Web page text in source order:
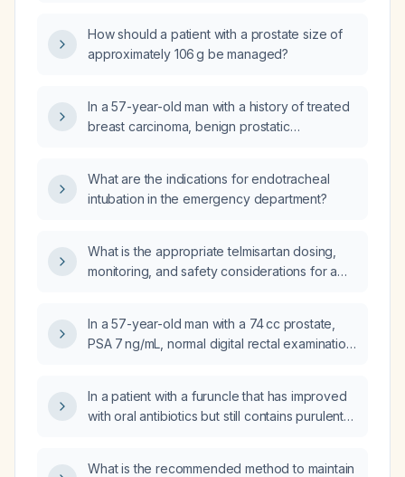
How should a patient with a prostate size of
approximately 106 g be managed?
In a 57-year-old man with a history of treated
breast carcinoma, benign prostatic
digital rectal exam, one prior negative
prostate biopsy, and a PSMA PET showing
other PSMA‑avid lesions, what is the
appropriate next step in management?
What are the indications for endotracheal
intubation in the emergency department?
What is the appropriate telmisartan dosing,
monitoring, and safety considerations for a
In a 57-year-old man with a 74 cc prostate,
PSA 7 ng/mL, normal digital rectal examination,
PET uptake confined to the prostate, what is
the recommended next step when magnetic
unavailable?
In a patient with a furuncle that has improved
with oral antibiotics but still contains purulent
What is the recommended method to maintain